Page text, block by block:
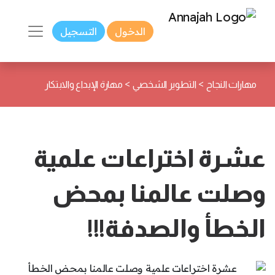
الدخول التسجيل
مهارات النجاح > التطوير الشخصي > مهارة الإبداع والابتكار
عشرة اختراعات علمية
وصلت عالمنا بمحض
الخطأ والصدفة!!!